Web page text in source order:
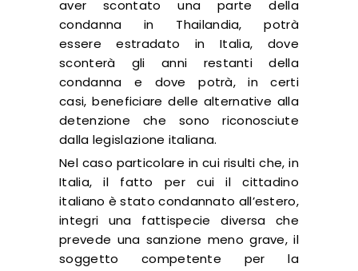
aver scontato una parte della
condanna in Thailandia, potrà
essere estradato in Italia, dove
sconterà gli anni restanti della
condanna e dove potrà, in certi
casi, beneficiare delle alternative alla
detenzione che sono riconosciute
dalla legislazione italiana.
Nel caso particolare in cui risulti che, in
Italia, il fatto per cui il cittadino
italiano è stato condannato all’estero,
integri una fattispecie diversa che
prevede una sanzione meno grave, il
soggetto competente per la